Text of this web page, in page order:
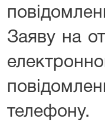
Заяву на
телефону.